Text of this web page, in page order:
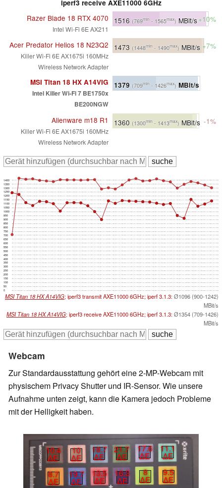
iperf3 receive AXE11000 6GHz
Razer Blade 18 RTX 4070
Intel Wi-Fi 6E AX211
1516 (769min - 1565max)MBit/s+10%
Acer Predator Helios 18 N23Q2
Killer Wi-Fi 6E AX1675i 160MHz
Wireless Network Adapter
1473 (1448min - 1490max) MBit/s +7%
MSI Titan 18 HX A14VIG
Intel Killer Wi-Fi 7 BE1750x
BE200NGW
1379 (709min - 1426max)MBit/s
Alienware m18 R1
Killer Wi-Fi 6E AX1675i 160MHz
Wireless Network Adapter
1360 (1300min - 1413max) MBit/s -1%
0
50
100
150
200
250
300
350
400
450
500
550
600
650
700
750
800
850
900
950
1000
1050
1100
1150
1200
1250
1300
1350
1400
MSI Titan 18 HX A14VIG; iperf3 transmit AXE11000 6GHz; iperf 3.1.3:Ø1096 (900-1242)
MBit/s
MSI Titan 18 HX A14VIG; iperf3 receive AXE11000 6GHz; iperf 3.1.3:Ø1354 (709-1426)
MBit/s
Webcam
Zur Standardausstattung gehört eine 2-MP-Webcam mit
physischem Privacy Shutter und IR-Sensor. Wie unsere
Aufnahme unten zeigt, kann die Kamera jedoch Probleme
mit der Helligkeit haben.
10.4
∆E
10
∆E
18.7
∆E
21.7
∆E
17.6
∆E
11.1
∆E
8.7
∆E
19.7
∆E
13.5
∆E
16.3
∆E
8
∆E
9.5
∆E